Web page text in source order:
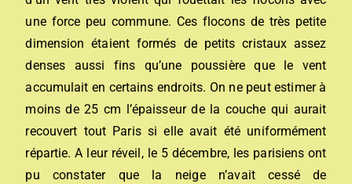
une force peu commune. Ces flocons de très petite
dimension étaient formés de petits cristaux assez
denses aussi fins qu’une poussière que le vent
accumulait en certains endroits. On ne peut estimer à
moins de 25 cm l’épaisseur de la couche qui aurait
recouvert tout Paris si elle avait été uniformément
répartie. A leur réveil, le 5 décembre, les parisiens ont
pu constater que la neige n’avait cessé de